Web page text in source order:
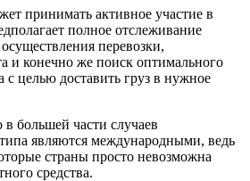
принимать активное участие в
полное отслеживание
перевозки,
и конечно же поиск оптимального
с целью доставить груз в нужное
в большей части случаев
типа являются международными, ведь
страны просто невозможна
средства.